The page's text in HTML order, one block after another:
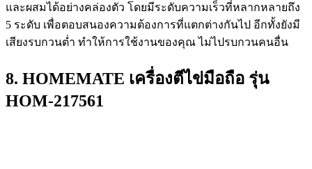
และผสมได้อย่างคล่องตัว โดยมีระดับความเร็วที่หลากหลายถึง
5 ระดับ เพื่อตอบสนองความต้องการที่แตกต่างกันไป อีกทั้งยังมี
เสียงรบกวนต่ำ ทำให้การใช้งานของคุณ ไม่ไปรบกวนคนอื่น
8. HOMEMATE เครื่องตีไข่มือถือ รุ่น
HOM-217561